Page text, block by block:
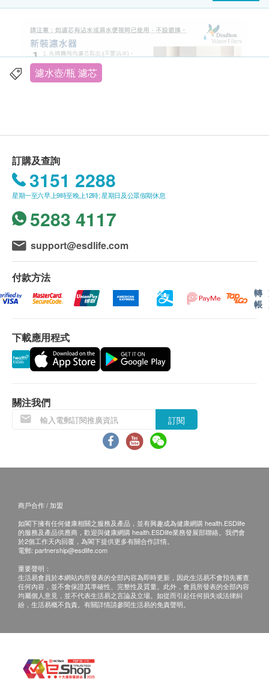
送貨地區：
區、沒有升降機設備之收貨地點)。
不接受郵政信箱地址。
順豐站點:
智能櫃:請按
訂單金額不足 HK$500 顧客需支付運費 HK$50。
送貨時間:
商品會於訂單確認付款後 5 - 7 個工作天內送出，
送貨時間為上午 9 時至下午 6 時。
暫停或延期，送貨時間將會另作安排。
港)有限公司可再次安排送貨服務，但顧客必須以
到付方式支付再送貨之費用。
濾水壺/瓶 濾芯
訂購及查詢
3151 2288
星期一至六早上9時至晚上12時; 星期日及公眾假期休息
5283 4117
support@esdlife.com
付款方法
轉
帳
下載應用程式
關注我們
訂閱
商戶合作 / 加盟
如閣下擁有任何健康相關之服務及產品，並有興趣成為健康網購 health.ESDlife
的服務及產品供應商，歡迎與健康網購 health.ESDlife業務發展部聯絡。我們會
於2個工作天內回覆，為閣下提供更多有關合作詳情。
電郵: partnership@esdlife.com
重要聲明：
生活易會員於本網站內所發表的全部內容為即時更新，因此生活易不會預先審查
任何內容，並不會保證其準確性、完整性及質量。此外，會員所發表的全部內容
均屬個人意見，並不代表生活易之言論及立場。如從而引起任何損失或法律糾
紛，生活易概不負責。有關詳情請參閱生活易的免責聲明。